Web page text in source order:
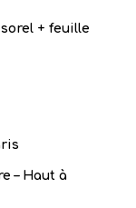
+ feuille
– Haut à